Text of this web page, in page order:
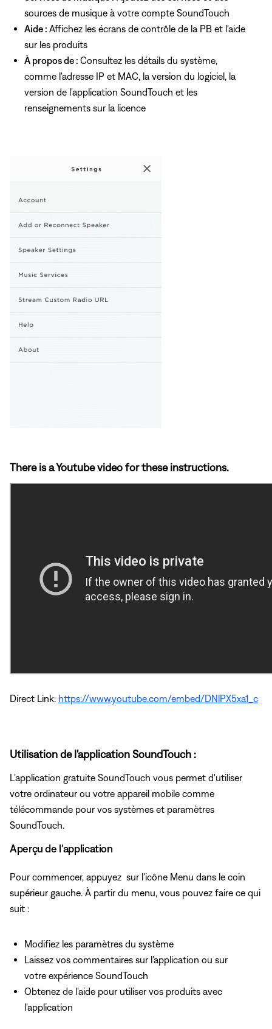
sources de musique à votre compte SoundTouch
Aide : Affichez les écrans de contrôle de la PB et l'aide
sur les produits
À propos de : Consultez les détails du système,
comme l'adresse IP et MAC, la version du logiciel, la
version de l'application SoundTouch et les
renseignements sur la licence
There is a Youtube video for these instructions.
Direct Link: https://www.youtube.com/embed/DNlPX5xa1_c
Utilisation de l'application SoundTouch :
L'application gratuite SoundTouch vous permet d'utiliser
votre ordinateur ou votre appareil mobile comme
télécommande pour vos systèmes et paramètres
SoundTouch.
Aperçu de l'application
Pour commencer, appuyez sur l'icône Menu dans le coin
supérieur gauche. À partir du menu, vous pouvez faire ce qui
suit :
Modifiez les paramètres du système
Laissez vos commentaires sur l'application ou sur
votre expérience SoundTouch
Obtenez de l'aide pour utiliser vos produits avec
l'application